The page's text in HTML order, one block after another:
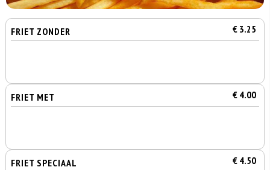
FRIET ZONDER € 3.25
FRIET MET € 4.00
FRIET SPECIAAL € 4.50